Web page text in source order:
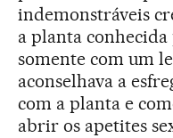
indemonstráveis
a planta
somente com um
aconselhava a
com a planta e
abrir os apetites